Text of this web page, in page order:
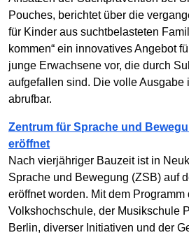
Pouches, berichtet über die
für Kinder aus suchtbelasteten
kommen“ ein innovatives Angebot
junge Erwachsene vor, die durch
aufgefallen sind. Die volle Ausgabe
abrufbar.
Zentrum für Sprache und
eröffnet
Nach vierjähriger Bauzeit ist in
Sprache und Bewegung (ZSB) auf
eröffnet worden. Mit dem Programm
Volkshochschule, der Musikschule
Berlin, diverser Initiativen und der